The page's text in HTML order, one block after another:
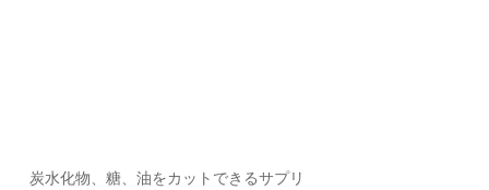
炭水化物、糖、油をカットできるサプリ